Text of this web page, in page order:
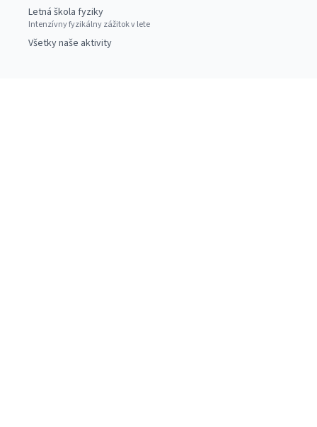
Letná škola fyziky
Intenzívny fyzikálny zážitok v lete
Všetky naše aktivity